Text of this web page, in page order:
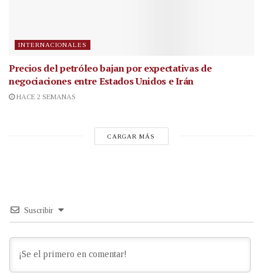
INTERNACIONALES
Precios del petróleo bajan por expectativas de
negociaciones entre Estados Unidos e Irán
HACE 2 SEMANAS
CARGAR MÁS
Suscribir